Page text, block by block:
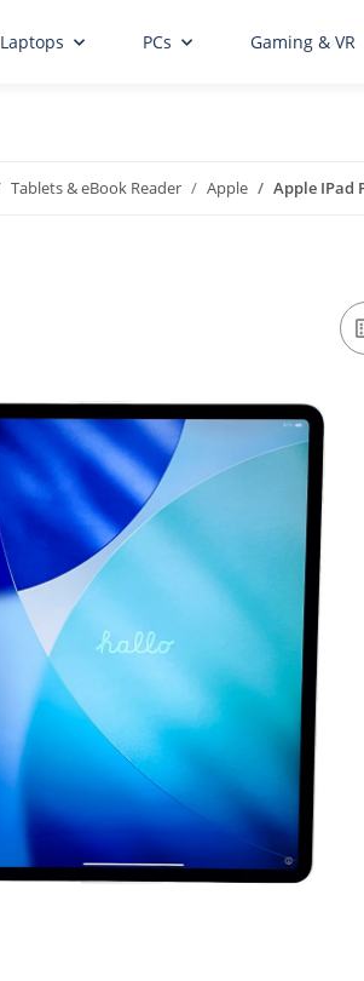
Laptops PCs Gaming & VR
Tablets & eBook Reader Apple Apple IPad